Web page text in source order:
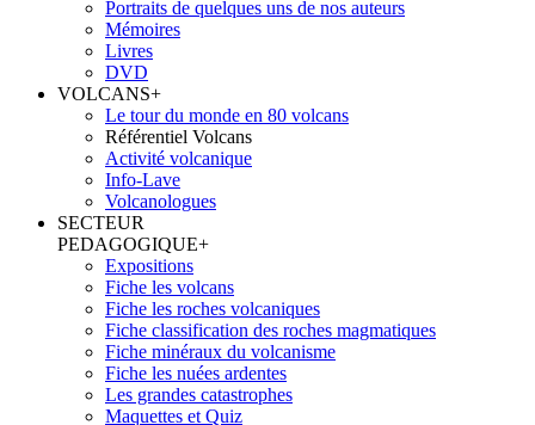
Portraits de quelques uns de nos auteurs
Mémoires
Livres
DVD
VOLCANS+
Le tour du monde en 80 volcans
Référentiel Volcans
Activité volcanique
Info-Lave
Volcanologues
SECTEUR
PEDAGOGIQUE+
Expositions
Fiche les volcans
Fiche les roches volcaniques
Fiche classification des roches magmatiques
Fiche minéraux du volcanisme
Fiche les nuées ardentes
Les grandes catastrophes
Maquettes et Quiz